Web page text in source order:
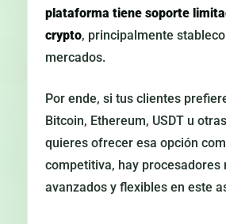
plataforma tiene soporte
crypto, principalmente
mercados.
Por ende, si tus clientes
Bitcoin, Ethereum, USDT u
quieres ofrecer esa opción
competitiva, hay procesadores
avanzados y flexibles en este